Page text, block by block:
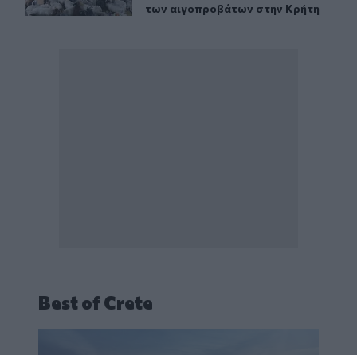
των αιγοπροβάτων στην Κρήτη
Best of Crete